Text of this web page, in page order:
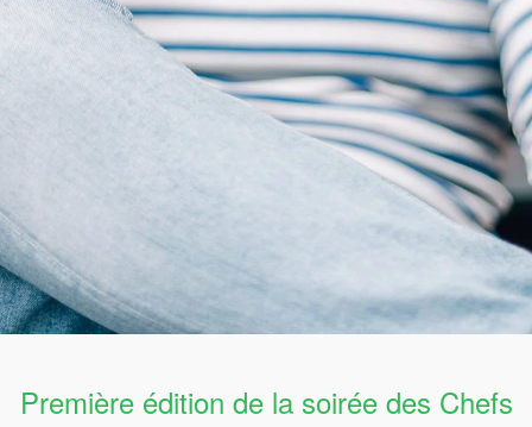
Première édition de la soirée des Chefs